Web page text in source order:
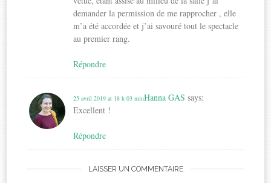
demander la permission de me rapprocher , elle
m’a été accordée et j’ai savouré tout le spectacle
au premier rang.
Répondre
Hanna GAS says:
25 avril 2019 at 18 h 03 min
Excellent !
Répondre
LAISSER UN COMMENTAIRE